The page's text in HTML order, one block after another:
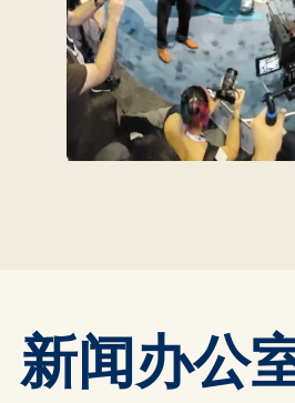
新闻办公